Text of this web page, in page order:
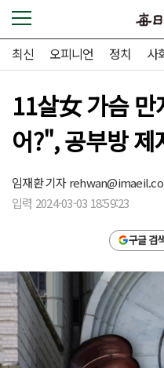
최신 오피니언 정치 사
11살女 가슴
어?", 공부방
임재환 기자
입력 2024-03-03 18:59:23
구글 검